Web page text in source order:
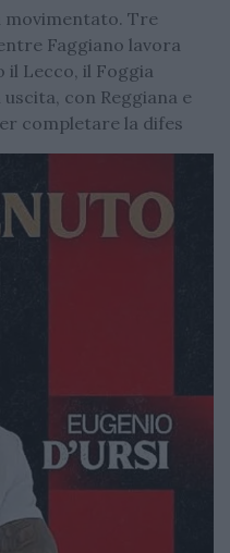
Tre
Faggiano lavora
il Lecco, il Foggia
con Reggiana e
completare la difes